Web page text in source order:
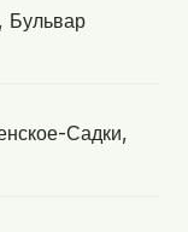
Бульвар
Садки,